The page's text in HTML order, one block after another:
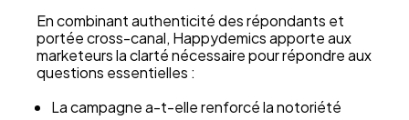
En combinant authenticité des répondants et
portée cross-canal, Happydemics apporte aux
marketeurs la clarté nécessaire pour répondre aux
questions essentielles :
La campagne a-t-elle renforcé la notoriété